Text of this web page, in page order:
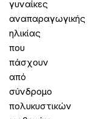
γυναίκες
αναπαραγωγικής
ηλικίας
που
πάσχουν
από
σύνδρομο
πολυκυστικών